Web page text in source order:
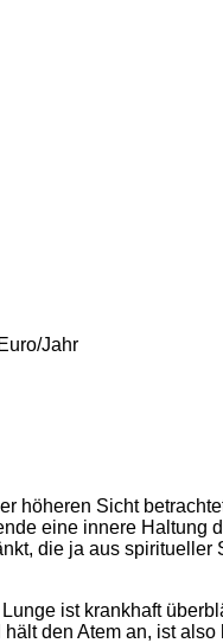
Jahr
höheren Sicht
eine innere Haltung
die ja aus spiritueller
ist krankhaft
den Atem an, ist